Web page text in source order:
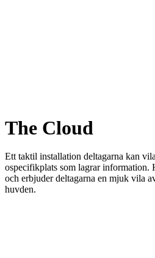
The Cloud
Ett taktil installation deltagarna kan
ospecifikplats som lagrar information.
och erbjuder deltagarna en mjuk vila
huvden.